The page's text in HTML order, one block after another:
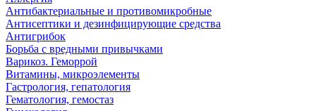
Антибактериальные и противомикробные
Антисептики и дезинфицирующие средства
Антигрибок
Борьба с вредными привычками
Варикоз. Геморрой
Витамины, микроэлементы
Гастрология, гепатология
Гематология, гемостаз